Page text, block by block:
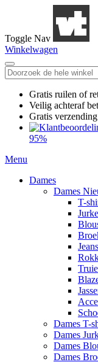
Toggle Nav
Winkelwagen
Gratis ruilen of
Veilig achteraf
Gratis verzending
95%
Menu
Dames
Dames
T-
Jeans
Dames T-
Dames
Dames
Dames